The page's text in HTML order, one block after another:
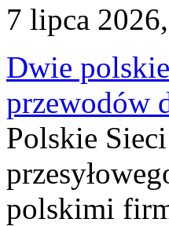
7 lipca
Dwie
przewodów
Polskie
polskimi